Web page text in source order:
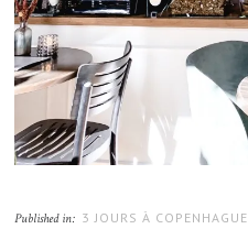
Published in: 3 JOURS À COPENHAGUE